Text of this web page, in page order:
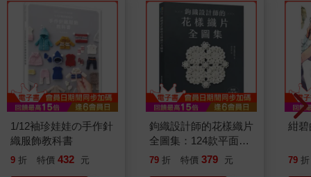
1/12袖珍娃娃の手作針
織服飾教科書
9 折 特價 432 元
鉤織設計師的花樣織片
全圖集：124款平面與
立體的日系唯美造型，
79 折 特價 379 元
紺
79 折